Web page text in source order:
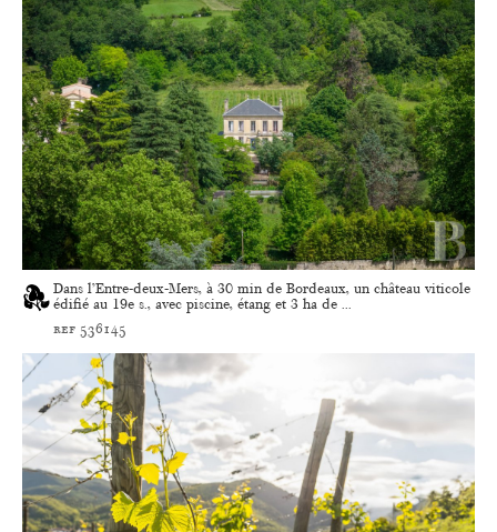
Dans l’Entre-deux-Mers, à 30 min de Bordeaux, un château viticole
édifié au 19e s., avec piscine, étang et 3 ha de ...
ref 536145